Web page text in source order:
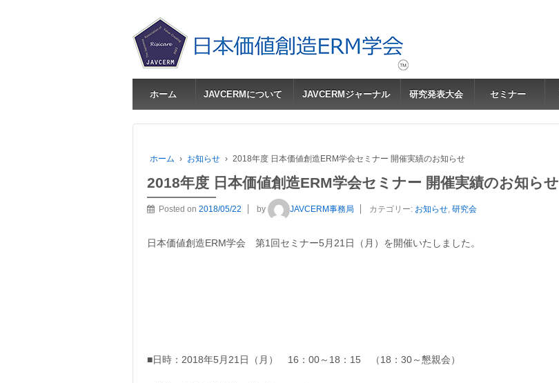
ホーム JAVCERMについて JAVCERMジャーナル 研究発表大会 セミナー
ホーム › お知らせ › 2018年度 日本価値創造ERM学会セミナー 開催実績のお知らせ
2018年度 日本価値創造ERM学会セミナー 開催実績のお知らせ
Posted on 2018/05/22 by JAVCERM事務局 カテゴリー: お知らせ, 研究会
日本価値創造ERM学会 第1回セミナー5月21日（月）を開催いたしました。
■日時：2018年5月21日（月） 16：00～18：15 （18：30～懇親会）